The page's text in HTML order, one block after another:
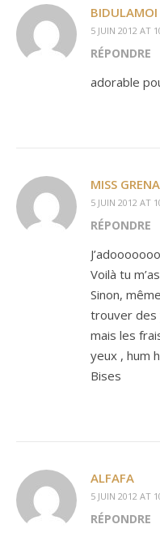
BIDULAMOI
5 JUIN 2012 AT
RÉPONDRE
adorable
MISS
5 JUIN 2012 AT
RÉPONDRE
Voilà tu
Sinon,
trouver des
mais les
yeux , hum
Bises
ALFAFA
5 JUIN 2012 AT
RÉPONDRE